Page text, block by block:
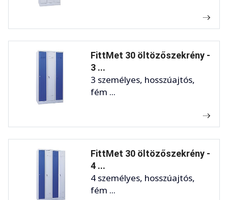
FittMet 30 öltözőszekrény -
3 ...
3 személyes, hosszúajtós,
fém ...
FittMet 30 öltözőszekrény -
4 ...
4 személyes, hosszúajtós,
fém ...